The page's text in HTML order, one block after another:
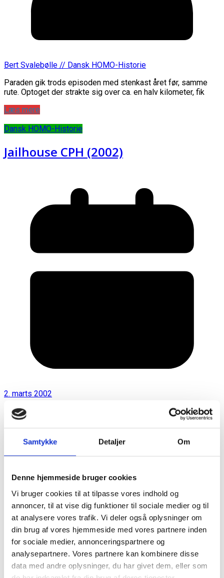
Samtykke Detaljer Om
Denne hjemmeside bruger cookies
Vi bruger cookies til at tilpasse vores indhold og
annoncer, til at vise dig funktioner til sociale medier og til
at analysere vores trafik. Vi deler også oplysninger om
din brug af vores hjemmeside med vores partnere inden
for sociale medier, annonceringspartnere og
analysepartnere. Vores partnere kan kombinere disse
data med andre oplysninger, du har givet dem, eller som
Bert Svalebølle // Dansk HOMO-Historie
Paraden gik trods episoden med stenkast året før, samme
rute. Optoget der strakte sig over ca. en halv kilometer, fik
Læs mere
Dansk HOMO-Historie
Jailhouse CPH (2002)
2. marts 2002